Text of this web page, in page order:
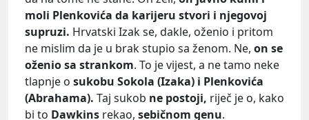
moli Plenkovića da karijeru stvori i njegovoj
supruzi. Hrvatski Izak se, dakle, oženio i pritom
ne mislim da je u brak stupio sa ženom. Ne, on se
oženio sa strankom. To je vijest, a ne tamo neke
tlapnje o sukobu Sokola (Izaka) i Plenkovića
(Abrahama). Taj sukob ne postoji, riječ je o, kako
bi to Dawkins rekao, sebičnom genu.